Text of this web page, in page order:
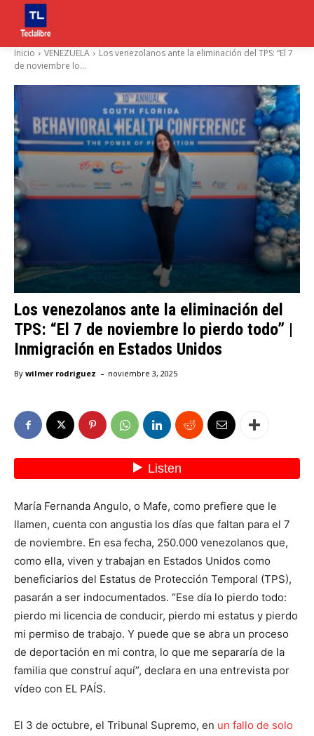
Inicio VENEZUELA
Los venezolanos ante la eliminación del TPS: “El 7
de noviembre lo...
Los venezolanos ante la eliminación del
TPS: “El 7 de noviembre lo pierdo todo” |
Inmigración en Estados Unidos
By wilmer rodriguez - noviembre 3, 2025
María Fernanda Angulo, o Mafe, como prefiere que le
llamen, cuenta con angustia los días que faltan para el 7
de noviembre. En esa fecha, 250.000 venezolanos que,
como ella, viven y trabajan en Estados Unidos como
beneficiarios del Estatus de Protección Temporal (TPS),
pasarán a ser indocumentados. “Ese día lo pierdo todo:
pierdo mi licencia de conducir, pierdo mi estatus y pierdo
mi permiso de trabajo. Y puede que se abra un proceso
de deportación en mi contra, lo que me separaría de la
familia que construí aquí”, declara en una entrevista por
vídeo con EL PAÍS.
El 3 de octubre, el Tribunal Supremo, en un fallo de solo